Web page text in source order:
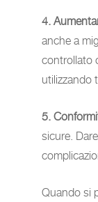
4.
anche a
controllato
utilizzando
5.
sicure.
Quando si